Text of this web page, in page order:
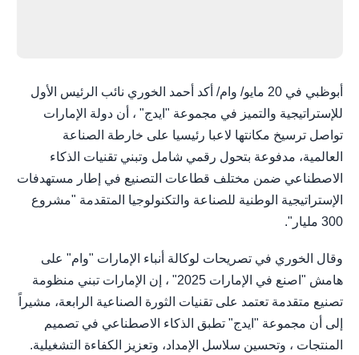
أبوظبي في 20 مايو/ وام/ أكد أحمد الخوري نائب الرئيس الأول
للإستراتيجية والتميز في مجموعة "ايدج" ، أن دولة الإمارات
تواصل ترسيخ مكانتها لاعبا رئيسيا على خارطة الصناعة
العالمية، مدفوعة بتحول رقمي شامل وتبني تقنيات الذكاء
الاصطناعي ضمن مختلف قطاعات التصنيع في إطار مستهدفات
الإستراتيجية الوطنية للصناعة والتكنولوجيا المتقدمة "مشروع
300 مليار".
وقال الخوري في تصريحات لوكالة أنباء الإمارات "وام" على
هامش "اصنع في الإمارات 2025" ، إن الإمارات تبني منظومة
تصنيع متقدمة تعتمد على تقنيات الثورة الصناعية الرابعة، مشيراً
إلى أن مجموعة "ايدج" تطبق الذكاء الاصطناعي في تصميم
المنتجات ، وتحسين سلاسل الإمداد، وتعزيز الكفاءة التشغيلية.